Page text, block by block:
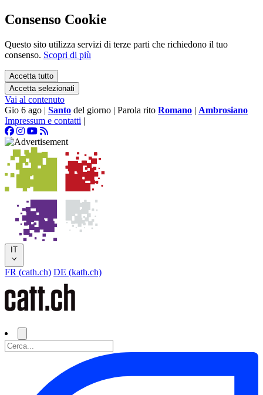
Consenso Cookie
Questo sito utilizza servizi di terze parti che richiedono il tuo
consenso. Scopri di più
Accetta tutto
Accetta selezionati
Vai al contenuto
Gio 6 ago | Santo del giorno | Parola rito Romano | Ambrosiano
Impressum e contatti |
IT
FR (cath.ch) DE (kath.ch)